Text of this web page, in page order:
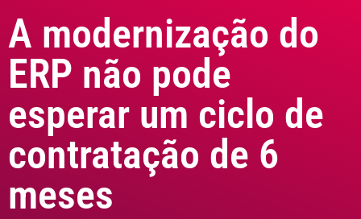
A modernização do
ERP não pode
esperar um ciclo de
contratação de 6
meses